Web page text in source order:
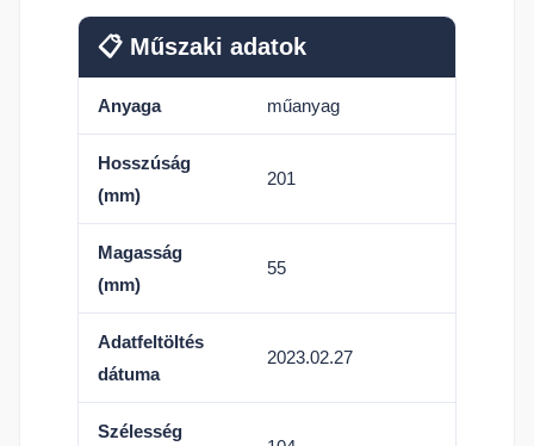
📋 Műszaki adatok
Anyaga műanyag
Hosszúság
(mm)
201
Magasság
(mm)
55
Adatfeltöltés
dátuma
2023.02.27
Szélesség